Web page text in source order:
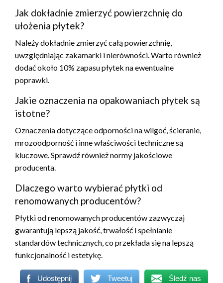
Jak dokładnie zmierzyć powierzchnię do
ułożenia płytek?
Należy dokładnie zmierzyć całą powierzchnię,
uwzględniając zakamarki i nierówności. Warto również
dodać około 10% zapasu płytek na ewentualne
poprawki.
Jakie oznaczenia na opakowaniach płytek są
istotne?
Oznaczenia dotyczące odporności na wilgoć, ścieranie,
mrozoodporność i inne właściwości techniczne są
kluczowe. Sprawdź również normy jakościowe
producenta.
Dlaczego warto wybierać płytki od
renomowanych producentów?
Płytki od renomowanych producentów zazwyczaj
gwarantują lepszą jakość, trwałość i spełnianie
standardów technicznych, co przekłada się na lepszą
funkcjonalność i estetykę.
Udostępnij Tweetuj Śledź nas